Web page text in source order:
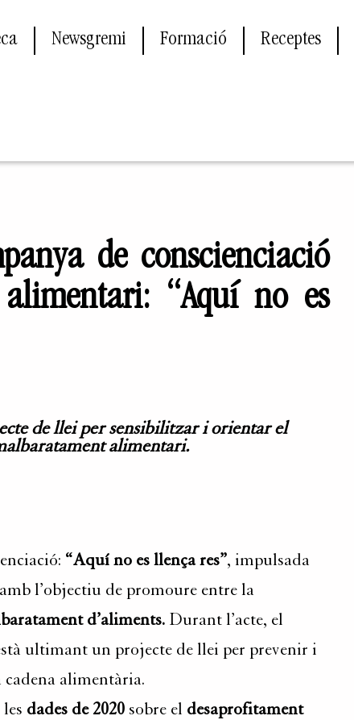
Newsgremi Formació Receptes
de conscienciació
“Aquí no es
de llei per sensibilitzar i orientar el
alimentari.
“Aquí no es llença res”, impulsada
l’objectiu de promoure entre la
d’aliments. Durant l’acte, el
ultimant un projecte de llei per prevenir i
alimentària.
dades de 2020 sobre el desaprofitament